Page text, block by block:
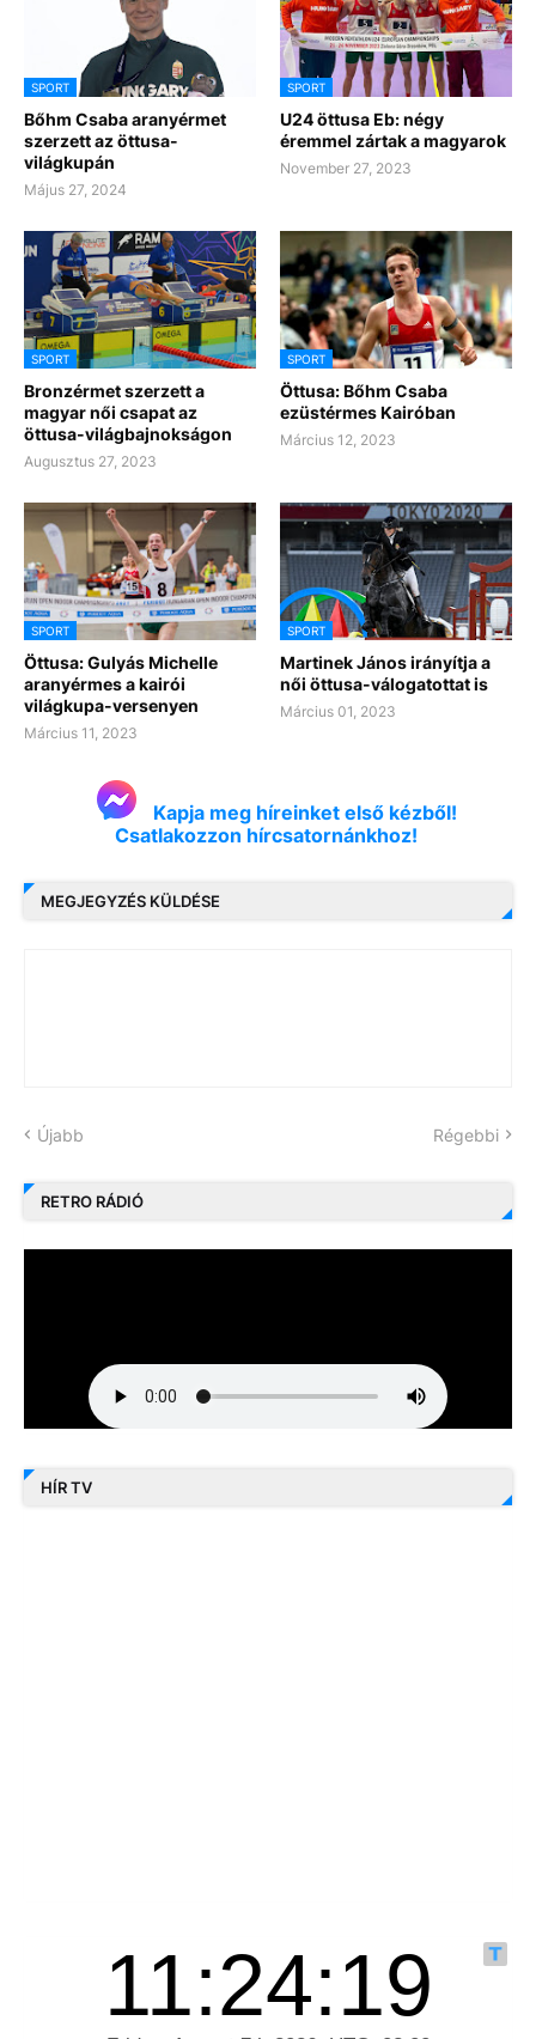
SPORT
Bőhm Csaba aranyérmet
szerzett az öttusa-
világkupán
Május 27, 2024
SPORT
U24 öttusa Eb: négy
éremmel zártak a magyarok
November 27, 2023
SPORT
Bronzérmet szerzett a
magyar női csapat az
öttusa-világbajnokságon
Augusztus 27, 2023
SPORT
Öttusa: Bőhm Csaba
ezüstérmes Kairóban
Március 12, 2023
SPORT
Öttusa: Gulyás Michelle
aranyérmes a kairói
világkupa-versenyen
Március 11, 2023
SPORT
Martinek János irányítja a
női öttusa-válogatottat is
Március 01, 2023
Kapja meg híreinket első kézből!
Csatlakozzon hírcsatornánkhoz!
MEGJEGYZÉS KÜLDÉSE
Újabb Régebbi
RETRO RÁDIÓ
HÍR TV